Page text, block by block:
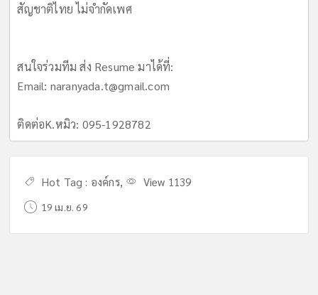
สัญชาติไทย ไม่จำกัดเพศ
สนใจร่วมทีม ส่ง Resume มาได้ที่:
Email: naranyada.t@gmail.com
ติดต่อK.หมิว: 095-1928782
Hot Tag : องค์กร, View 1139
19 เม.ย. 69